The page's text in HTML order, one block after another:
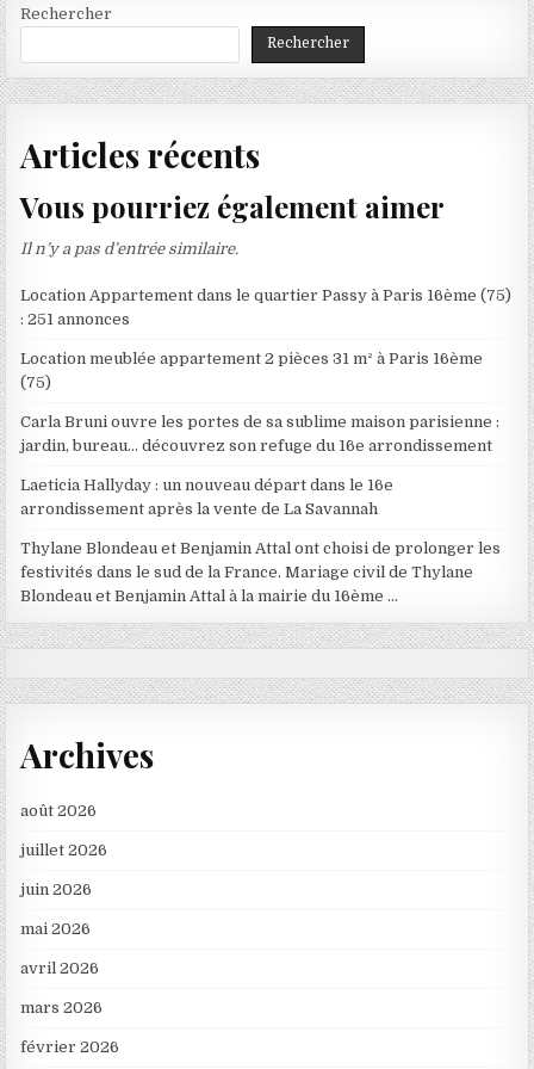
Rechercher
Rechercher
Articles récents
Vous pourriez également aimer
Il n’y a pas d’entrée similaire.
Location Appartement dans le quartier Passy à Paris 16ème (75)
: 251 annonces
Location meublée appartement 2 pièces 31 m² à Paris 16ème
(75)
Carla Bruni ouvre les portes de sa sublime maison parisienne :
jardin, bureau… découvrez son refuge du 16e arrondissement
Laeticia Hallyday : un nouveau départ dans le 16e
arrondissement après la vente de La Savannah
Thylane Blondeau et Benjamin Attal ont choisi de prolonger les
festivités dans le sud de la France. Mariage civil de Thylane
Blondeau et Benjamin Attal à la mairie du 16ème …
Archives
août 2026
juillet 2026
juin 2026
mai 2026
avril 2026
mars 2026
février 2026